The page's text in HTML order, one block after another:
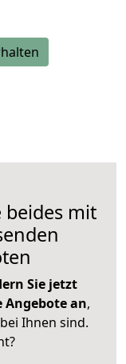
beides mit
Sie jetzt
an,
Ihnen sind.